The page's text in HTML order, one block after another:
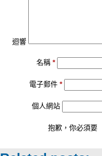
迴響
名稱 *
電子郵件 *
個人網站
抱歉，你必須要